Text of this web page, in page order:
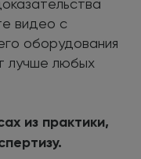
видео с
оборудования
лучше любых
из практики,